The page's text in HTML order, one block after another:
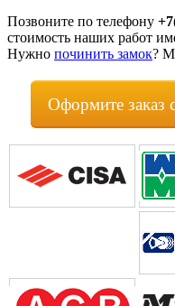
Позвоните по телефону
стоимость наших работ
Нужно починить замок?
Оформите заказ